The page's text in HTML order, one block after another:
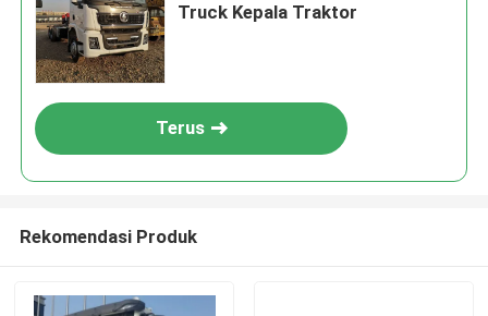
Truck Kepala Traktor
Terus
Rekomendasi Produk